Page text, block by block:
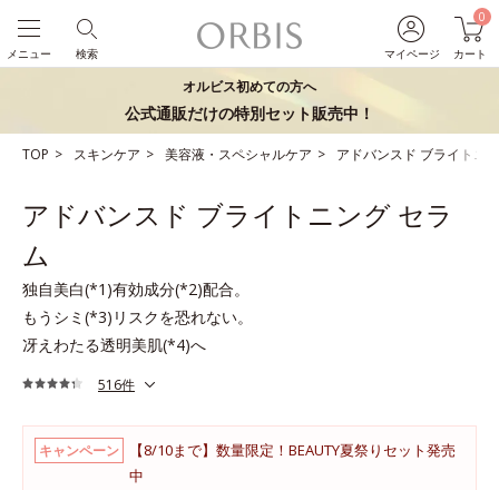
マイページ
0
カート
検索
メニュー
オルビス初めての方へ
公式通販だけの特別セット販売中！
TOP スキンケア 美容液・スペシャルケア アドバンスド ブライトニ
アドバンスド ブライトニング セラ
ム
独自美白(*1)有効成分(*2)配合。
もうシミ(*3)リスクを恐れない。
冴えわたる透明美肌(*4)へ
516件
キャンペーン
【8/10まで】数量限定！BEAUTY夏祭りセット発売
中